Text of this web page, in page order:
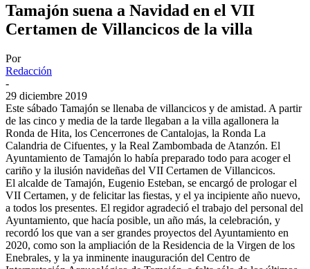
Tamajón suena a Navidad en el VII
Certamen de Villancicos de la villa
Por
Redacción
-
29 diciembre 2019
Este sábado Tamajón se llenaba de villancicos y de amistad. A partir
de las cinco y media de la tarde llegaban a la villa agallonera la
Ronda de Hita, los Cencerrones de Cantalojas, la Ronda La
Calandria de Cifuentes, y la Real Zambombada de Atanzón. El
Ayuntamiento de Tamajón lo había preparado todo para acoger el
cariño y la ilusión navideñas del VII Certamen de Villancicos.
El alcalde de Tamajón, Eugenio Esteban, se encargó de prologar el
VII Certamen, y de felicitar las fiestas, y el ya incipiente año nuevo,
a todos los presentes. El regidor agradeció el trabajo del personal del
Ayuntamiento, que hacía posible, un año más, la celebración, y
recordó los que van a ser grandes proyectos del Ayuntamiento en
2020, como son la ampliación de la Residencia de la Virgen de los
Enebrales, y la ya inminente inauguración del Centro de